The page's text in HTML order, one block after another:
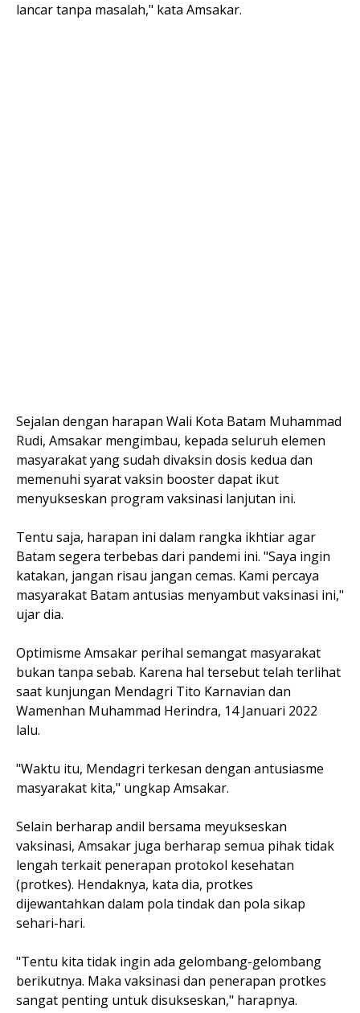
lancar tanpa masalah," kata Amsakar.
Sejalan dengan harapan Wali Kota Batam Muhammad
Rudi, Amsakar mengimbau, kepada seluruh elemen
masyarakat yang sudah divaksin dosis kedua dan
memenuhi syarat vaksin booster dapat ikut
menyukseskan program vaksinasi lanjutan ini.
Tentu saja, harapan ini dalam rangka ikhtiar agar
Batam segera terbebas dari pandemi ini. "Saya ingin
katakan, jangan risau jangan cemas. Kami percaya
masyarakat Batam antusias menyambut vaksinasi ini,"
ujar dia.
Optimisme Amsakar perihal semangat masyarakat
bukan tanpa sebab. Karena hal tersebut telah terlihat
saat kunjungan Mendagri Tito Karnavian dan
Wamenhan Muhammad Herindra, 14 Januari 2022
lalu.
"Waktu itu, Mendagri terkesan dengan antusiasme
masyarakat kita," ungkap Amsakar.
Selain berharap andil bersama meyukseskan
vaksinasi, Amsakar juga berharap semua pihak tidak
lengah terkait penerapan protokol kesehatan
(protkes). Hendaknya, kata dia, protkes
dijewantahkan dalam pola tindak dan pola sikap
sehari-hari.
"Tentu kita tidak ingin ada gelombang-gelombang
berikutnya. Maka vaksinasi dan penerapan protkes
sangat penting untuk disukseskan," harapnya.